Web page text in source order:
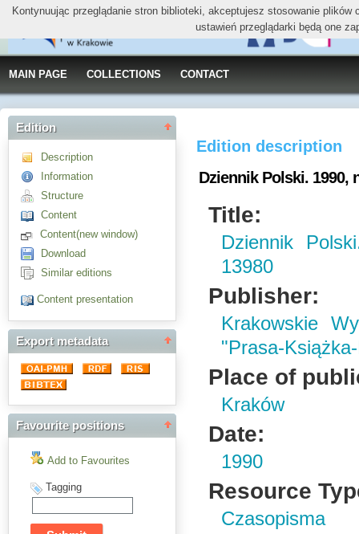
MAIN PAGE COLLECTIONS CONTACT
Edition
Description
Information
Structure
Content
Content(new window)
Download
Similar editions
Content presentation
Export metadata
Favourite positions
Add to Favourites
Tagging
Edition description
Dziennik Polski. 1990,
Title:
Dziennik
13980
Publisher:
Krakowskie
"Prasa-
Place of
Kraków
Date:
1990
Resource
Czasopisma
Kontynuując przeglądanie stron biblioteki, akceptujesz stosowanie
ustawień przeglądarki będą one